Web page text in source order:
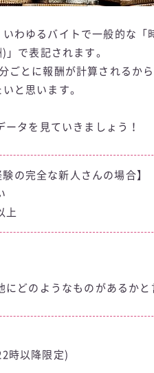
わゆるバイトで一般的な「
」で表記されます。
ごとに報酬が計算されるか
と思います。
タを見ていきましょう！
の完全な新人さんの場合】
上
にどのようなものがあるか
時以降限定)